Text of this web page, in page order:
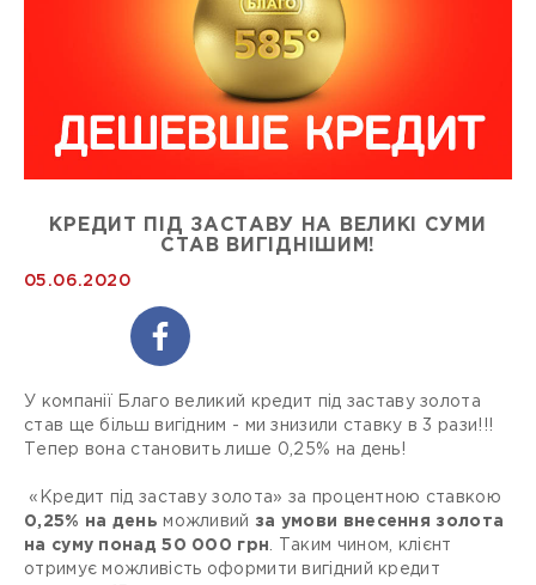
КРЕДИТ ПІД ЗАСТАВУ НА ВЕЛИКІ СУМИ
СТАВ ВИГІДНІШИМ!
05.06.2020
У компанії Благо великий кредит під заставу золота
став ще більш вигідним - ми знизили ставку в 3 рази!!!
Тепер вона становить лише 0,25% на день!
«Кредит під заставу золота» за процентною ставкою
0,25% на день можливий за умови внесення золота
на суму понад 50 000 грн
. Таким чином, клієнт
отримує можливість оформити вигідний кредит